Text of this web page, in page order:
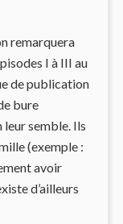
remarquera
I à III au
de publication
bure
semble. Ils
(exemple :
avoir
d’ailleurs